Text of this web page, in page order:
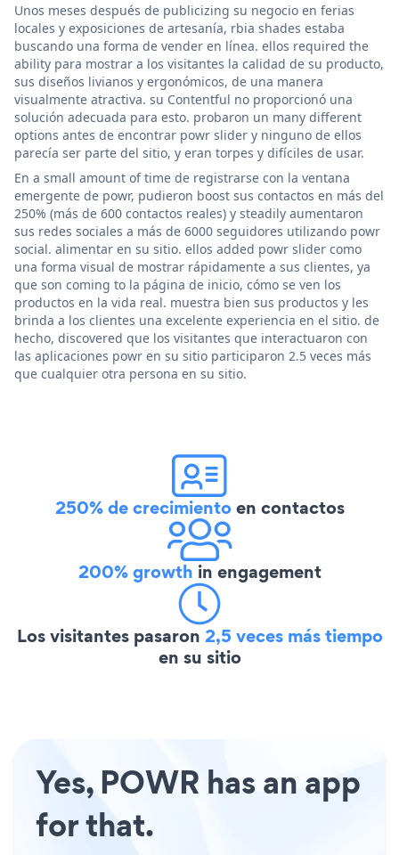
Unos meses después de publicizing su negocio en ferias
locales y exposiciones de artesanía, rbia shades estaba
buscando una forma de vender en línea. ellos required the
ability para mostrar a los visitantes la calidad de su producto,
sus diseños livianos y ergonómicos, de una manera
visualmente atractiva. su Contentful no proporcionó una
solución adecuada para esto. probaron un many different
options antes de encontrar powr slider y ninguno de ellos
parecía ser parte del sitio, y eran torpes y difíciles de usar.
En a small amount of time de registrarse con la ventana
emergente de powr, pudieron boost sus contactos en más del
250% (más de 600 contactos reales) y steadily aumentaron
sus redes sociales a más de 6000 seguidores utilizando powr
social. alimentar en su sitio. ellos added powr slider como
una forma visual de mostrar rápidamente a sus clientes, ya
que son coming to la página de inicio, cómo se ven los
productos en la vida real. muestra bien sus productos y les
brinda a los clientes una excelente experiencia en el sitio. de
hecho, discovered que los visitantes que interactuaron con
las aplicaciones powr en su sitio participaron 2.5 veces más
que cualquier otra persona en su sitio.
250% de crecimientoen contactos
200% growth in engagement
Los visitantes pasaron 2,5 veces más tiempo
en su sitio
Yes, POWR has an app
for that.